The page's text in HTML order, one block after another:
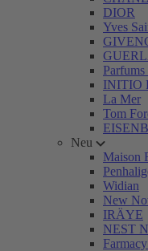
DIOR
Yves
INITIO
La Mer
Tom
Neu
Maison
Widian
New
IRÄYE
NEST